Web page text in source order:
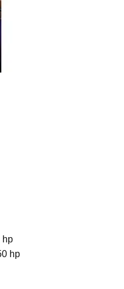
hp
hp